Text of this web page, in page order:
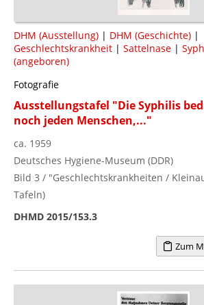
DHM (Ausstellung) | DHM (Geschichte) |
Geschlechtskrankheit | Sattelnase |
(angeboren)
Fotografie
Ausstellungstafel "Die Syphilis
noch jeden Menschen,..."
ca. 1959
Deutsches Hygiene-Museum (DDR)
Bild 3 / "Geschlechtskrankheiten /
Tafeln)
DHMD 2015/153.3
Zum